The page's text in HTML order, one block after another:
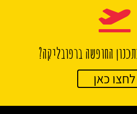
החופשה ברפובליקה?
לחצו כאן